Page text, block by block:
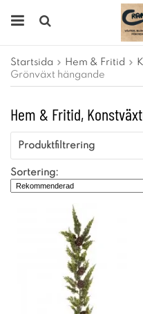
Startsida Hem & Fritid
Grönväxt hängande
Hem & Fritid,
Produktfiltrering
Sortering: